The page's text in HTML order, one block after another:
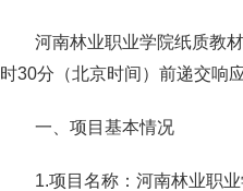
河南林业职业学院纸质教
时30分（北京时间）前递交响应
一、项目基本情况
1.项目名称：河南林业职